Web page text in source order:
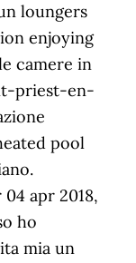
loungers
enjoying
camere in
priest-en-
pool
apr 2018,
ho
mia un